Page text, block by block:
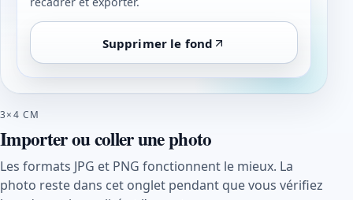
Supprimer le fond
3×4 CM
Importer ou coller une photo
Les formats JPG et PNG fonctionnent le mieux. La
photo reste dans cet onglet pendant que vous vérifiez